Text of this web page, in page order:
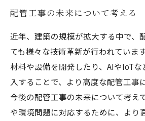
配管工事の未来について考える
近年、建築の規模が拡大する中で、
ても様々な技術革新が行われていま
材料や設備を開発したり、AIやIoT
入することで、より高度な配管工事
今後の配管工事の未来について考え
や環境問題に対応するために、より